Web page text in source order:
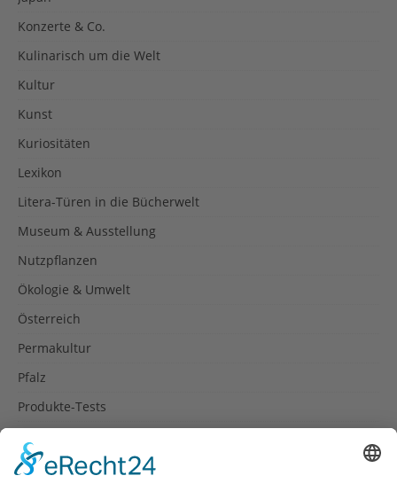
Konzerte & Co.
Kulinarisch um die Welt
Kultur
Kunst
Kuriositäten
Lexikon
Litera-Türen in die Bücherwelt
Museum & Ausstellung
Nutzpflanzen
Ökologie & Umwelt
Österreich
Permakultur
Pfalz
Produkte-Tests
Rezepte